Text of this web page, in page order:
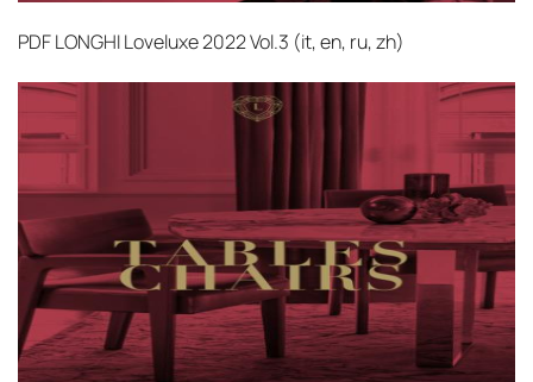
PDFLONGHI Loveluxe 2022 Vol.3 (it, en, ru, zh)‎